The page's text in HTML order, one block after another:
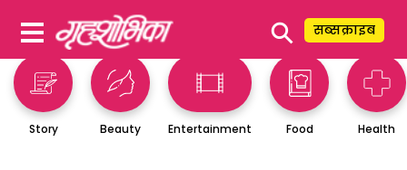
⚲ सब्सक्राइब
Story Beauty Entertainment Food Health